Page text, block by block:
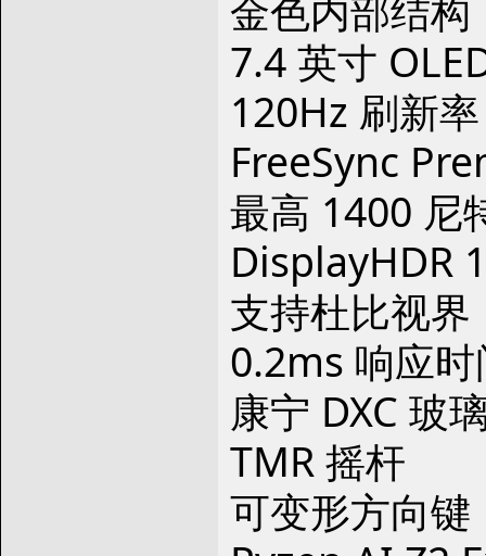
金色内部结构
7.4 英寸
120Hz 刷新率
FreeSync
最高 1400 尼
DisplayHDR
支持杜比视界
0.2ms 响应时
康宁 DXC 玻
TMR 摇杆
可变形方向键